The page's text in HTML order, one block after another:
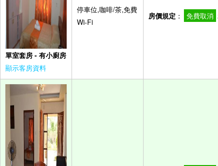
單室套房 - 有小廚房
顯示客房資料
停車位,咖啡/茶,免費
Wi-Fi
房價規定 ： 免費取消